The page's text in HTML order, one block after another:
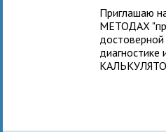
Приглашаю
МЕТОДАХ